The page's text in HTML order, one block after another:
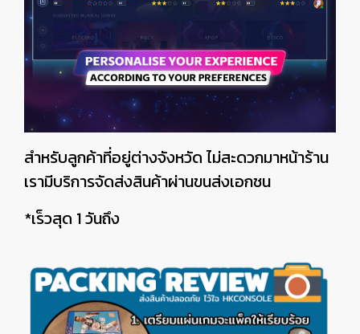
สำหรับลูกค้าที่อยู่ต่างจังหวัด ไม่สะดวกมาหน้าร้าน
เรามีบริการจัดส่งสินค้าผ่านขนส่งเอกชน
*เร็วสุด 1 วันถึง